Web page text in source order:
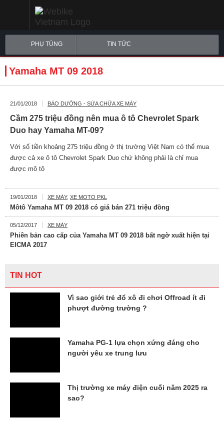
PHỤ TÙNG TIN TỨC
Yamaha MT 09 2018
21/01/2018 BẢO DƯỠNG - SỬA CHỮA XE MÁY
Cầm 275 triệu đồng nên mua ô tô Chevrolet Spark
Duo hay Yamaha MT-09?
Với số tiền khoảng 275 triệu đồng ở thị trường Việt Nam có thể mua
được cả xe ô tô Chevrolet Spark Duo chứ không phải là chỉ mua
được mô tô
19/01/2018 XE MÁY, XE MOTO PKL
Môtô Yamaha MT 09 2018 có giá bán 271 triệu đồng
05/12/2017 XE MÁY
Phiên bản cao cấp của Yamaha MT 09 2018 bất ngờ xuất hiện tại
EICMA 2017
TIN HOT
Vì sao giới trẻ đổ xô đi chơi Offroad ít đi
phượt đường trường ?
Yamaha PG-1 lựa chọn xứng đáng cho
người yêu xe trung lưu
Thị trường xe máy điện cuối năm 2025 ra
sao?